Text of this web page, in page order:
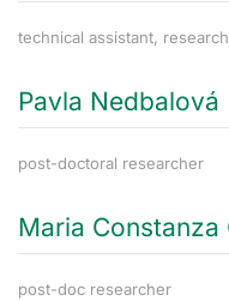
technical assistant,
Pavla Nedbalová
post-doctoral researcher
Maria Constanza
post-doc researcher